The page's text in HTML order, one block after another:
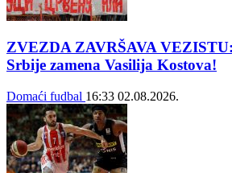
ZVEZDA ZAVRŠAVA
Srbije zamena Vasilija Kostova!
Domaći fudbal 16:33 02.08.2026.